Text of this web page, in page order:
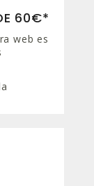
60€*
web es